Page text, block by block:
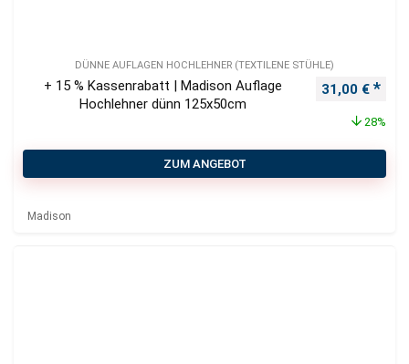
DÜNNE AUFLAGEN HOCHLEHNER (TEXTILENE STÜHLE)
+ 15 % Kassenrabatt | Madison Auflage
Hochlehner dünn 125x50cm
31,00 €
28%
ZUM ANGEBOT
Madison